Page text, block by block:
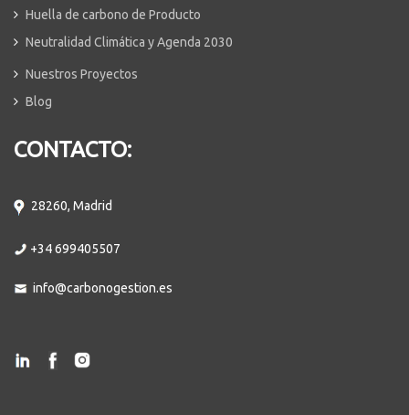
Huella de carbono de Producto
Neutralidad Climática y Agenda 2030
Nuestros Proyectos
Blog
CONTACTO:
28260, Madrid
+34 699405507
info@carbonogestion.es